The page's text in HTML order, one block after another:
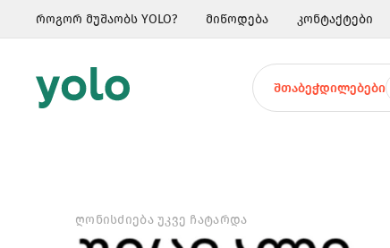
როგორ მუშაობს YOLO? მიწოდება კონტაქტები
ᲨᲗᲐᲑᲔᲭᲓᲘᲚᲔᲑᲔᲑᲘ
ᲦᲝᲜᲘᲡᲫᲘᲔᲑᲐ ᲣᲙᲕᲔ ᲩᲐᲢᲐᲠᲓᲐ